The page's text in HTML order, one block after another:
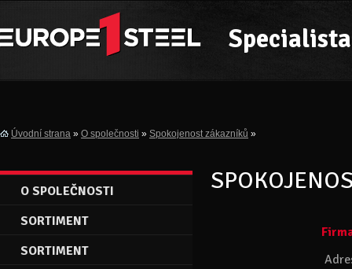
Úvodní strana » O společnosti » Spokojenost zákazníků »
O SPOLEČNOSTI
SORTIMENT
SORTIMENT